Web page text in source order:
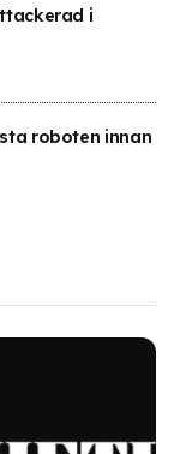
i
roboten innan